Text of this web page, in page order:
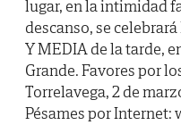
lugar, en la intimidad
descanso, se celebrará
Y MEDIA de la tarde,
Grande. Favores por
Torrelavega, 2 de
Pésames por